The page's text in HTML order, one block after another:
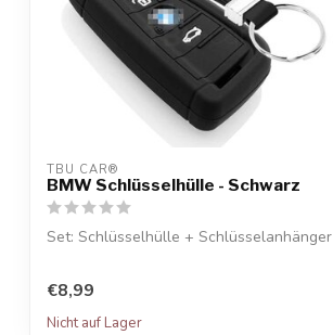
TBU CAR®
BMW Schlüsselhülle - Schwarz
Set: Schlüsselhülle + Schlüsselanhänger
€8,99
Nicht auf Lager